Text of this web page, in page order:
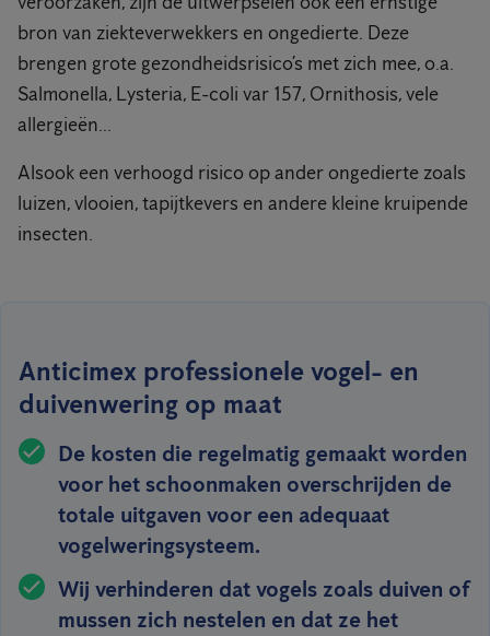
bron van ziekteverwekkers en ongedierte. Deze
brengen grote gezondheidsrisico’s met zich mee, o.a.
Salmonella, Lysteria, E-coli var 157, Ornithosis, vele
allergieën...
Alsook een verhoogd risico op ander ongedierte zoals
luizen, vlooien, tapijtkevers en andere kleine kruipende
insecten.
Anticimex professionele vogel- en
duivenwering op maat
De kosten die regelmatig gemaakt worden
voor het schoonmaken overschrijden de
totale uitgaven voor een adequaat
vogelweringsysteem.
Wij verhinderen dat vogels zoals duiven of
mussen zich nestelen en dat ze het